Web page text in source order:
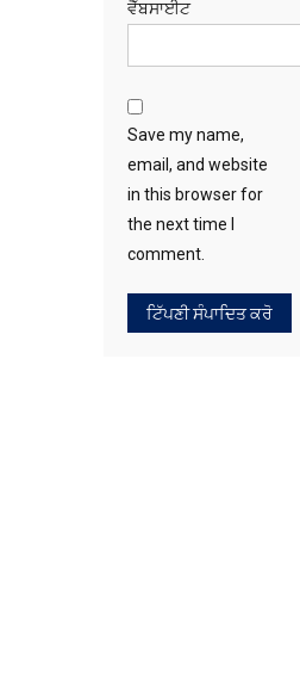
ਵੈੱਬਸਾਈਟ
Save my name,
email, and website
in this browser for
the next time I
comment.